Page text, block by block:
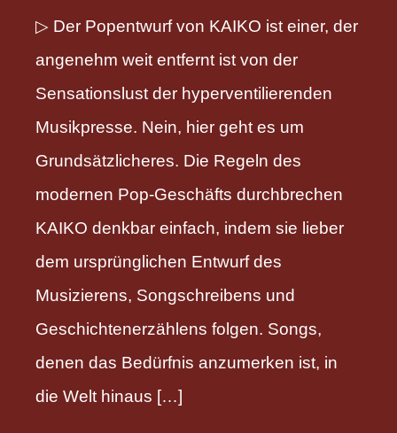
▷ Der Popentwurf von KAIKO ist einer, der
angenehm weit entfernt ist von der
Sensationslust der hyperventilierenden
Musikpresse. Nein, hier geht es um
Grundsätzlicheres. Die Regeln des
modernen Pop-Geschäfts durchbrechen
KAIKO denkbar einfach, indem sie lieber
dem ursprünglichen Entwurf des
Musizierens, Songschreibens und
Geschichtenerzählens folgen. Songs,
denen das Bedürfnis anzumerken ist, in
die Welt hinaus […]